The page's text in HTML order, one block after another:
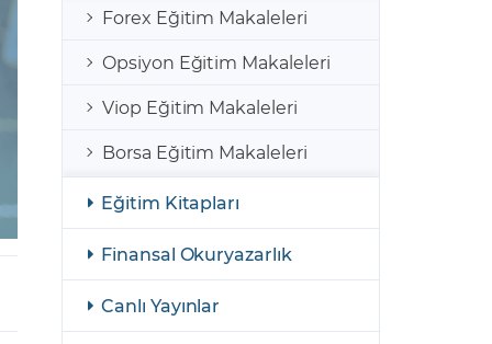
Yasal Bildirimler
Finansal Araçlar
Forex Eğitim Makaleleri
Opsiyon Eğitim Makaleleri
Viop Eğitim Makaleleri
Borsa Eğitim Makaleleri
Eğitim Kitapları
Finansal Okuryazarlık
Canlı Yayınlar